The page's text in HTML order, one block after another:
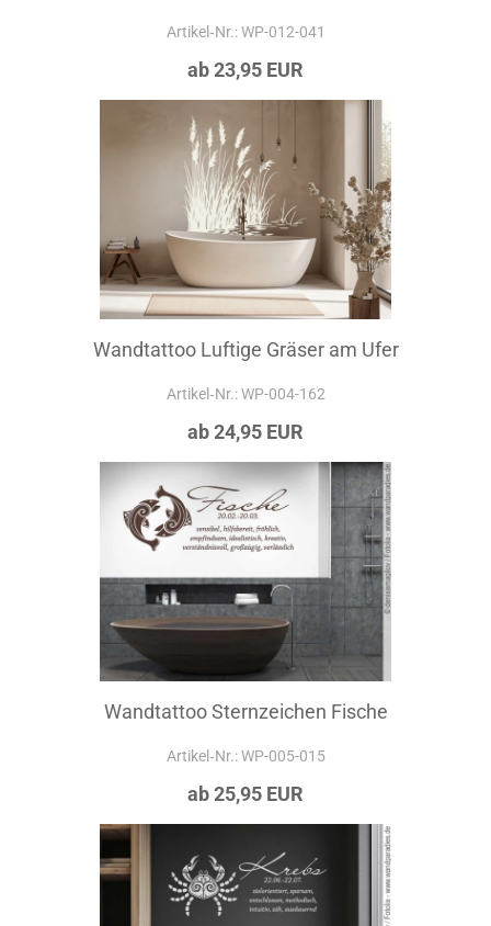
Artikel‑Nr.: WP-012-041
ab 23,95 EUR
Wandtattoo Luftige Gräser am Ufer
Artikel‑Nr.: WP-004-162
ab 24,95 EUR
Wandtattoo Sternzeichen Fische
Artikel‑Nr.: WP-005-015
ab 25,95 EUR